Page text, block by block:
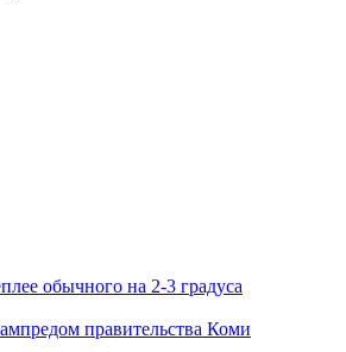
обычного на 2-3 градуса
правительства Коми